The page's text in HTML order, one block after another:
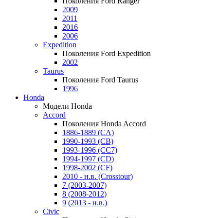
2009
2011
2016
2006
Expedition
Поколения Ford Expedition
2002
Taurus
Поколения Ford Taurus
1996
Honda
Модели Honda
Accord
Поколения Honda Accord
1886-1889 (CA)
1990-1993 (CB)
1993-1996 (CC7)
1994-1997 (CD)
1998-2002 (CF)
2010 - н.в. (Crosstour)
7 (2003-2007)
8 (2008-2012)
9 (2013 - н.в.)
Civic